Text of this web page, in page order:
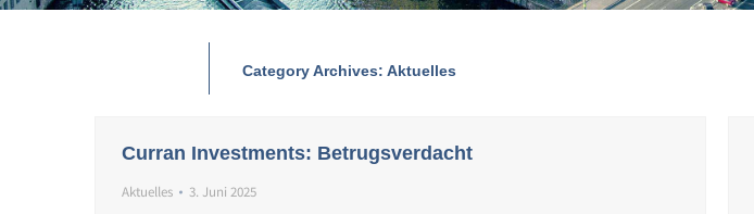
Category Archives: Aktuelles
Curran Investments: Betrugsverdacht
Aktuelles 3. Juni 2025